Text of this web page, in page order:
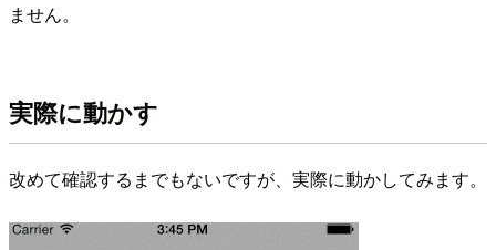
ません。
実際に動かす
改めて確認するまでもないですが、実際に動かしてみます。